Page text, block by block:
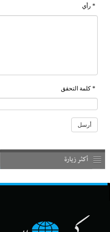
* رأي
* كلمة التحقق
أكثر زيارة